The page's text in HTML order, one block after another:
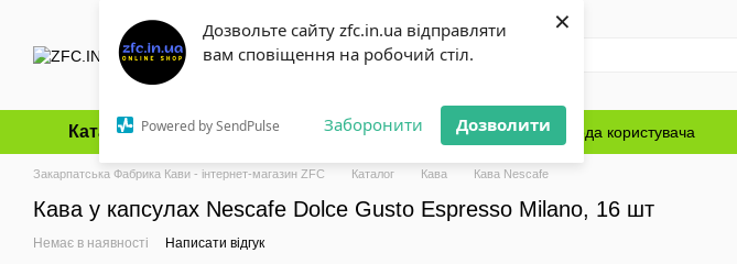
Дозвольте сайту zfc.in.ua відправляти
вам сповіщення на робочий стіл.
Powered by SendPulse Заборонити Дозволити
×
Перейти до основного контенту
Каталог Оплата і доставка Обмін та повернення Блог Угода користувача
Закарпатська Фабрика Кави - інтернет-магазин ZFC Каталог Кава Кава Nescafe
Кава у капсулах Nescafe Dolce Gusto Espresso Milano, 16 шт
Немає в наявності Написати відгук